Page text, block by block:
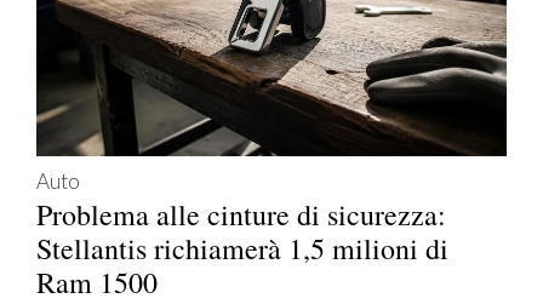
Auto
Problema alle cinture di sicurezza:
Stellantis richiamerà 1,5 milioni di
Ram 1500